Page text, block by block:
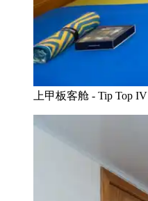
上甲板客舱 - Tip Top IV